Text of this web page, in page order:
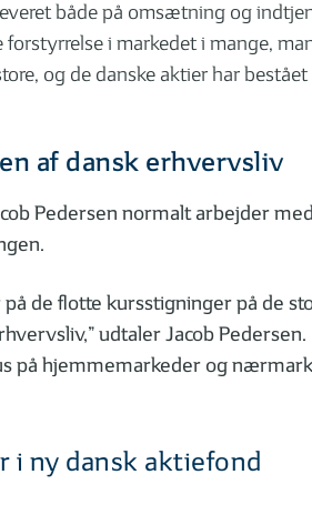
både på omsætning og
forstyrrelse i markedet i mange,
og de danske aktier har bestået
af dansk erhvervsliv
Pedersen normalt arbejder
på de flotte kursstigninger på de
udtaler Jacob
på hjemmemarkeder og
i ny dansk aktiefond